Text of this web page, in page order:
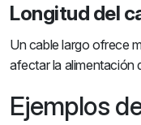
Longitud del
Un cable largo ofrece
afectar la alimentación
Ejemplos